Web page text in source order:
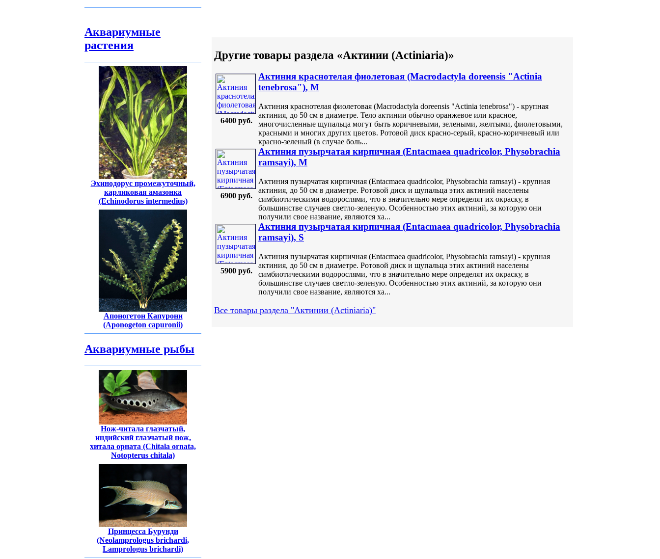
Аквариумные
растения
Эхинодорус промежуточный,
карликовая амазонка
(Echinodorus intermedius)
Апоногетон Капурони
(Aponogeton capuronii)
Аквариумные рыбы
Нож-читала глазчатый,
индийский глазчатый нож,
хитала орната (Chitala ornata,
Notopterus chitala)
Принцесса Бурунди
(Neolamprologus brichardi,
Lamprologus brichardi)
Другие товары раздела «Актинии (Actiniaria)»
6400 руб.
Актиния краснотелая фиолетовая (Macrodactyla doreensis "Actinia
tenebrosa"), M
Актиния краснотелая фиолетовая (Macrodactyla doreensis "Actinia tenebrosa") - крупная
актиния, до 50 см в диаметре. Тело актинии обычно оранжевое или красное,
многочисленные щупальца могут быть коричневыми, зелеными, желтыми, фиолетовыми,
красными и многих других цветов. Ротовой диск красно-серый, красно-коричневый или
красно-зеленый (в случае боль...
6900 руб.
Актиния пузырчатая кирпичная (Entacmaea quadricolor, Physobrachia
ramsayi), M
Актиния пузырчатая кирпичная (Entacmaea quadricolor, Physobrachia ramsayi) - крупная
актиния, до 50 см в диаметре. Ротовой диск и щупальца этих актиний населены
симбиотическими водорослями, что в значительно мере определят их окраску, в
большинстве случаев светло-зеленую. Особенностью этих актиний, за которую они
получили свое название, являются ха...
5900 руб.
Актиния пузырчатая кирпичная (Entacmaea quadricolor, Physobrachia
ramsayi), S
Актиния пузырчатая кирпичная (Entacmaea quadricolor, Physobrachia ramsayi) - крупная
актиния, до 50 см в диаметре. Ротовой диск и щупальца этих актиний населены
симбиотическими водорослями, что в значительно мере определят их окраску, в
большинстве случаев светло-зеленую. Особенностью этих актиний, за которую они
получили свое название, являются ха...
Все товары раздела "Актинии (Actiniaria)"